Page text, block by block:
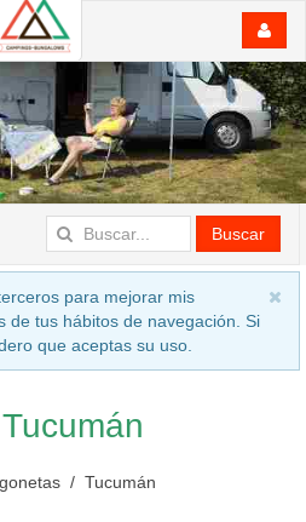
Buscar
para mejorar mis
de tus hábitos de navegación. Si
que aceptas su uso.
Tucumán